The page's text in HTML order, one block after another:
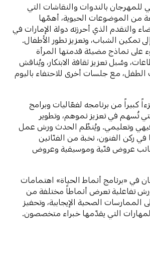
للمهرجان بالندوات والنقاشات التي
الموضوعات الحيوية، أهمّها
والتقدم الذي أحرزته دولة الإمارات في
تمكين الشباب، وتعزيز تطور الأطفال.
على نماذج مضيئة قدمتها المرأة
وسُبل تعزيز ثقافة الابتكار، ويُناقش
الطفل، مع جلسات أخرى للاحتفاء باليوم
من برنامجه لفعّاليات وبرامج
تُسهم في تعزيز نموهم، وتطوير
وتعليمي. ويُنظّم الحدث ورش عمل
في ركن الفنون، نخبة من الفنّانين
عروض فنّية وموسيقية وعروض
في «برنامج أنماط الحياة» اهتمامات
تفاعلية تعرض أنماطاً مختلفة من
الممارسات الصحية الإيجابية، وتحفيز
التي يقدّمها خبراء متخصصون.